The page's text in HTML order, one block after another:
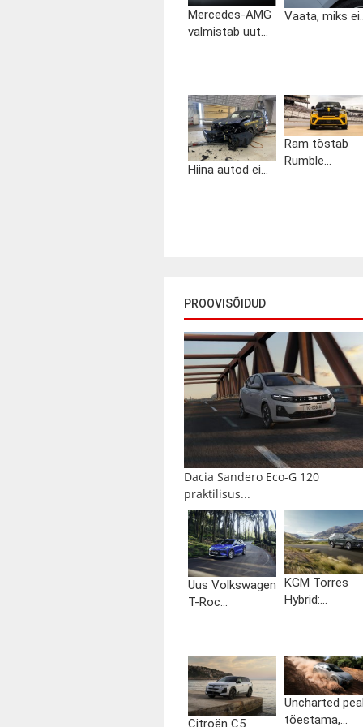
Mercedes-AMG
valmistab uut...
Vaata, miks
Hiina autod ei...
Ram tõstab
Rumble...
PROOVISÕIDUD
Dacia Sandero Eco-G 120
praktilisus...
Uus Volkswagen
T-Roc...
KGM Torres
Hybrid:...
Citroën C5
Uncharted
tõestama,...